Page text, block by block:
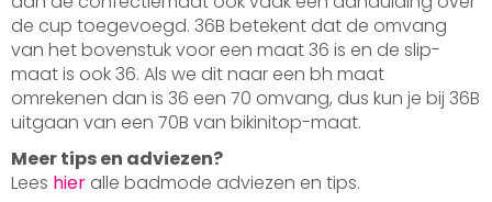
de cup toegevoegd. 36B betekent dat de omvang
van het bovenstuk voor een maat 36 is en de slip-
maat is ook 36. Als we dit naar een bh maat
omrekenen dan is 36 een 70 omvang, dus kun je bij 36B
uitgaan van een 70B van bikinitop-maat.
Meer tips en adviezen?
Lees hier alle badmode adviezen en tips.